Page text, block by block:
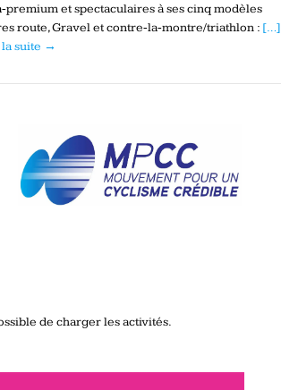
et spectaculaires à ses cinq modèles
route, Gravel et contre‑la‑montre/triathlon : […]
suite →
de charger les activités.